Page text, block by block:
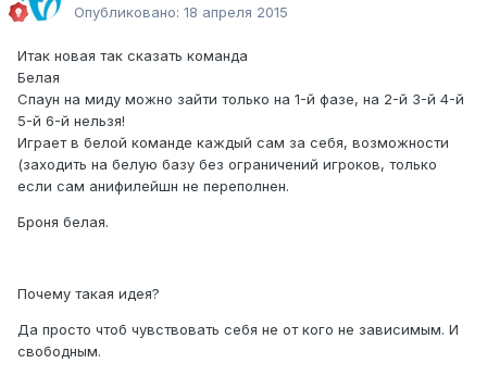
Опубликовано: 18 апреля 2015
Итак новая так сказать команда
Белая
Спаун на миду можно зайти только на 1-й фазе, на 2-й 3-й 4-й
5-й 6-й нельзя!
Играет в белой команде каждый сам за себя, возможности
(заходить на белую базу без ограничений игроков, только
если сам анифилейшн не переполнен.
Броня белая.
Почему такая идея?
Да просто чтоб чувствовать себя не от кого не зависимым. И
свободным.